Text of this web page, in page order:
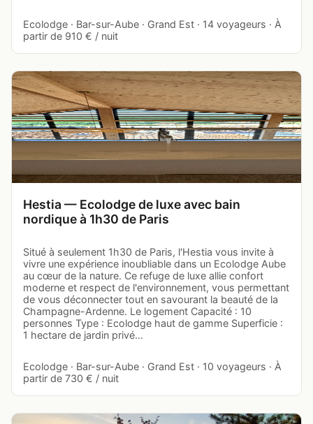
Ecolodge · Bar-sur-Aube · Grand Est · 14 voyageurs · À
partir de 910 € / nuit
Hestia — Ecolodge de luxe avec bain
nordique à 1h30 de Paris
Situé à seulement 1h30 de Paris, l'Hestia vous invite à
vivre une expérience inoubliable dans un Ecolodge Aube
au cœur de la nature. Ce refuge de luxe allie confort
moderne et respect de l'environnement, vous permettant
de vous déconnecter tout en savourant la beauté de la
Champagne-Ardenne. Le logement Capacité : 10
personnes Type : Ecolodge haut de gamme Superficie :
1 hectare de jardin privé…
Ecolodge · Bar-sur-Aube · Grand Est · 10 voyageurs · À
partir de 730 € / nuit